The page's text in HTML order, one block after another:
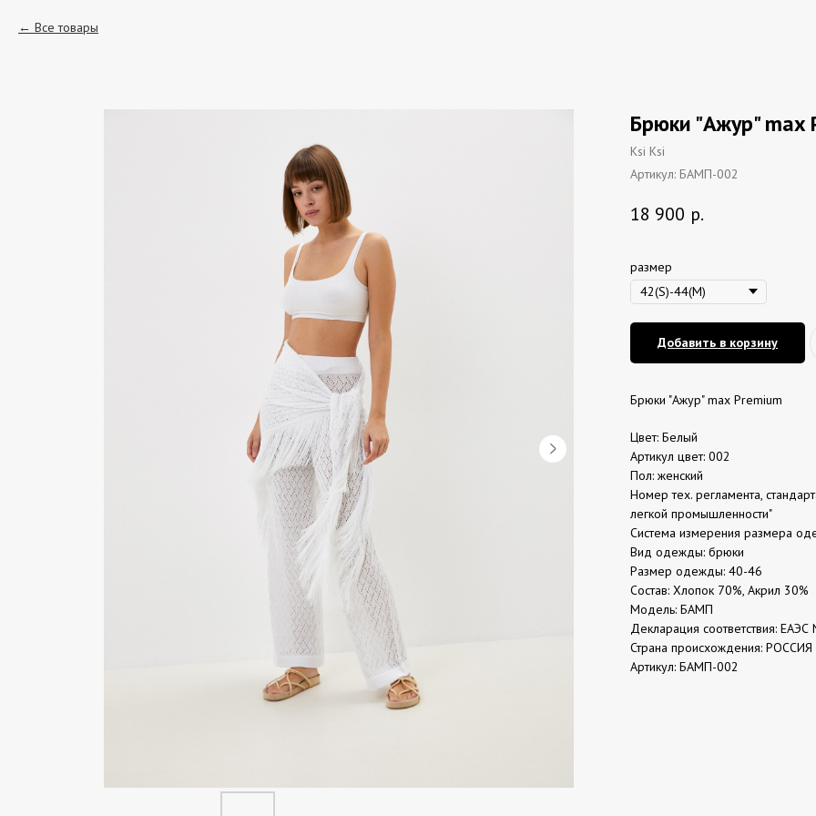
Все товары
Брюки "Ажур" max
Ksi Ksi
Артикул: БАМП-002
18 900 р.
размер
Добавить в корзину
Брюки "Ажур" max Premium
Цвет: Белый
Артикул цвет: 002
Пол: женский
Номер тех. регламента,
легкой промышленности"
Система измерения размера
Вид одежды: брюки
Размер одежды: 40-46
Состав: Хлопок 70%, Акрил 30%
Модель: БАМП
Декларация соответствия:
Страна происхождения: РОССИЯ
Артикул: БАМП-002